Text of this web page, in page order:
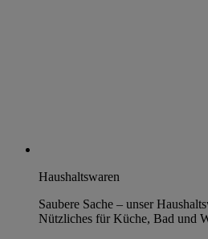
Haushaltswaren
Saubere Sache – unser
Nützliches für Küche, Bad und